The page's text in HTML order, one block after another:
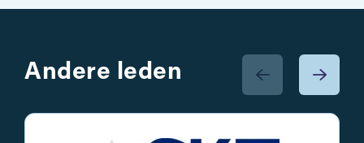
Andere leden